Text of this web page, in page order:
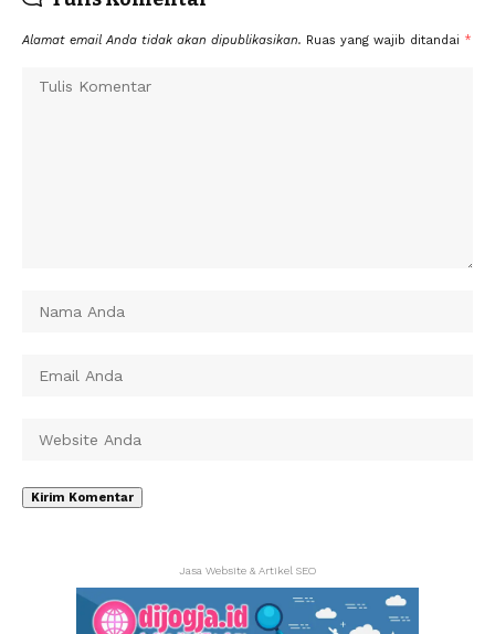
Alamat email Anda tidak akan dipublikasikan. Ruas yang wajib ditandai *
Jasa Website & Artikel SEO